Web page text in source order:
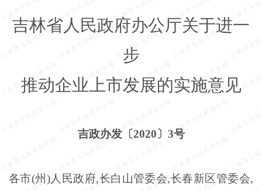
吉林省人民政府办公厅关于进一
步
推动企业上市发展的实施意见
吉政办发〔2020〕3号
各市(州)人民政府,长白山管委会,长春新区管委会,